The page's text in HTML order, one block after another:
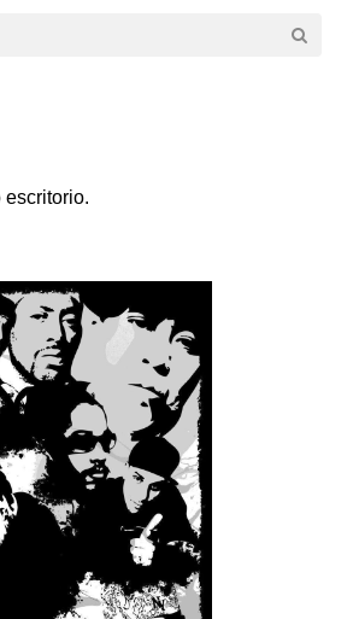
escritorio.